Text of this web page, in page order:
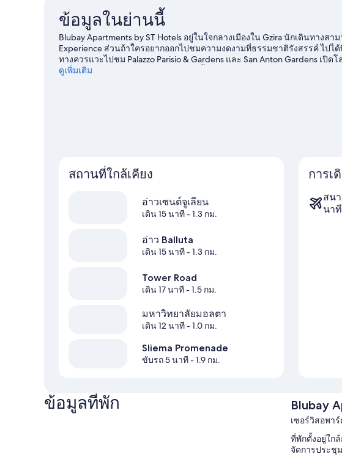
ข้อมูลในย่านนี้
Blubay Apartments by ST Hotels อยู่ในใจกลางเมืองใน Gzira นักเดินทาง
Experience ส่วนถ้าใครอยากออกไปชมความงดงามที่ธรรมชาติรังสรรค์ ไปไ
ทางควรแวะไปชม Palazzo Parisio & Gardens และ San Anton Gardens เ
ว่าจะเป็นทัวร์ท่องเที่ยวทางเรือหรือว่ายน้ำ หรือจะเลือกกิจกรรมกลางแจ้งอื่น
ดูเพิ่มเติม
สถานที่ใกล้เคียง
อ่าวเซนต์จูเลียน
เดิน 15 นาที- 1.3 กม.
อ่าว Balluta
เดิน 15 นาที- 1.3 กม.
Tower Road
เดิน 17 นาที- 1.5 กม.
มหาวิทยาลัยมอลตา
เดิน 12 นาที- 1.0 กม.
Sliema Promenade
ขับรถ 5 นาที- 1.9 กม.
การเ
สน
นาที
ข้อมูลที่พัก Blubay
เซอร์วิสอพา
ที่พักตั้งอยู่ใก
จัดการประชุ